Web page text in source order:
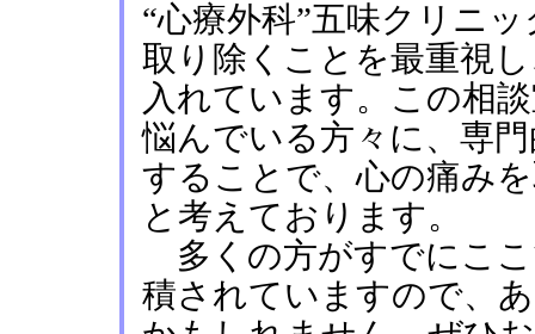
“心療外科”五味クリニ
取り除くことを最重視
入れています。この相
悩んでいる方々に、専
することで、心の痛み
と考えております。
多くの方がすでにこ
積されていますので、